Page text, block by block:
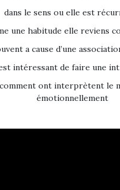
dans le sens ou elle est
une habitude elle reviens
a cause d’une
intéressant de faire une
comment ont interprètent le
émotionnellement